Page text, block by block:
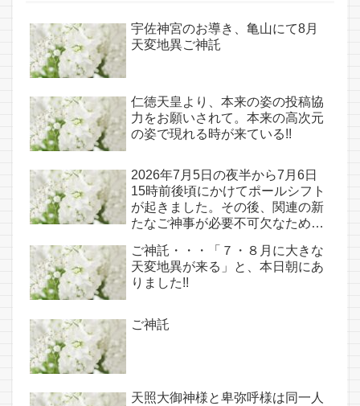
宇佐神宮のお導き、亀山にて8月
天変地異ご神託
仁徳天皇より、本来の姿の投稿協
力をお願いされて。本来の高次元
の姿で現れる時が来ている!!
2026年7月5日の夜半から7月6日
15時前後頃にかけてポールシフト
が起きました。その後、関連の新
たなご神事が必要不可欠なため、
点であり古代太陽信仰の中心点で
もある伊弉諾宮、他3ヵ所へのご
神託あり！！
ご神託・・・「７・８月に大きな
天変地異が来る」と、本日朝にあ
りました!!
ご神託
天照大御神様と卑弥呼様は同一人